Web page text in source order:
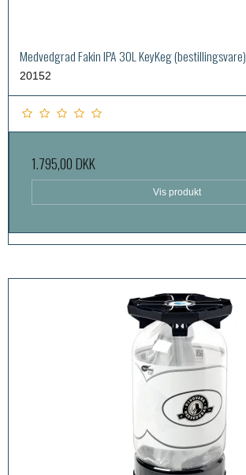
Medvedgrad Fakin IPA 30L KeyKeg (bestillingsvare)
20152
1.795,00 DKK
Vis produkt